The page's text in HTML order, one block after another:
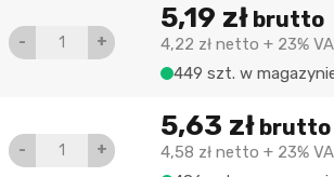
- +
5,19 zł brutto
4,22 zł netto + 23%
449 szt. w
- +
5,63 zł brutto
4,58 zł netto + 23%